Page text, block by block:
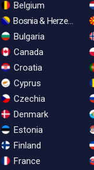
Belgium
Bosnia & Herzegovina
Bulgaria
Canada
Croatia
Cyprus
Czechia
Denmark
Estonia
Finland
France